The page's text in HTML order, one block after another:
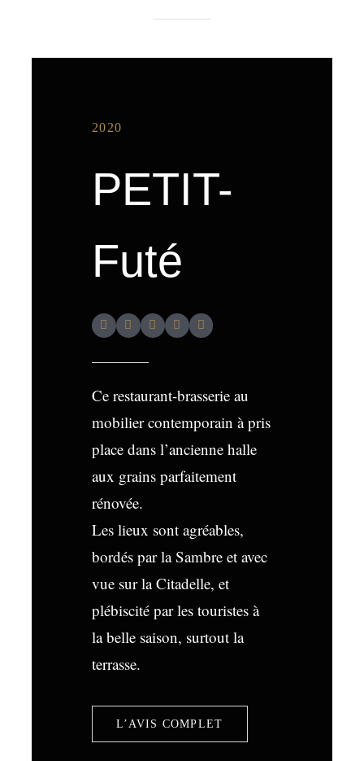
2020
PETIT-
Futé
Ce restaurant-brasserie au
mobilier contemporain à pris
place dans l’ancienne halle
aux grains parfaitement
rénovée.
Les lieux sont agréables,
bordés par la Sambre et avec
vue sur la Citadelle, et
plébiscité par les touristes à
la belle saison, surtout la
terrasse.
L’AVIS COMPLET